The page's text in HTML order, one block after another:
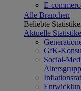
E-
Alle Branchen
Beliebte
Aktuelle
GfK-
Social-